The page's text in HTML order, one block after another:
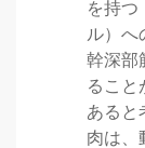
を持つ
ル）へ
幹深部
ること
あると
肉は、